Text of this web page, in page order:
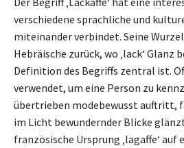
verschiedene sprachliche und
miteinander verbindet. Seine
Hebräische zurück, wo ‚lack‘ Glanz
Definition des Begriffs zentral ist.
verwendet, um eine Person zu
übertrieben modebewusst auftritt,
im Licht bewundernder Blicke
französische Ursprung ‚lagaffe‘ auf